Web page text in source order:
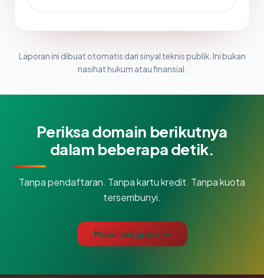
Laporan ini dibuat otomatis dari sinyal teknis publik. Ini bukan
nasihat hukum atau finansial.
Periksa domain berikutnya
dalam beberapa detik.
Tanpa pendaftaran. Tanpa kartu kredit. Tanpa kuota
tersembunyi.
Mulai cek gratis →